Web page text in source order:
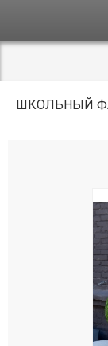
Школьная
Школьная
ШКОЛЬНЫЙ